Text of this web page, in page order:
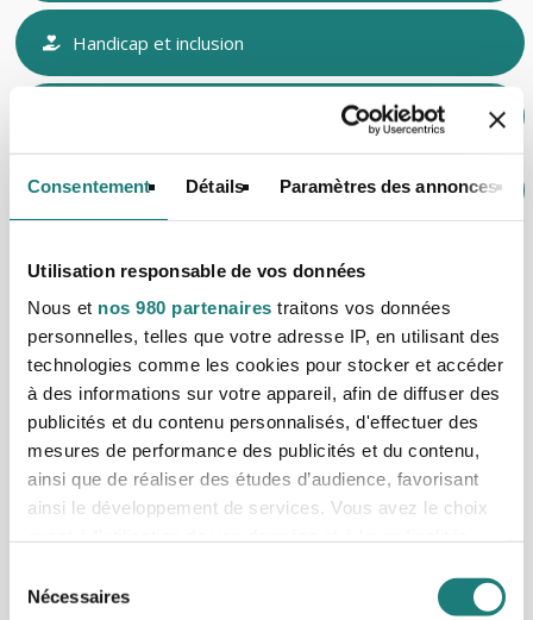
Consentement Détails Paramètres des annonces
Utilisation responsable de vos données
Nous et nos 980 partenaires traitons vos données
personnelles, telles que votre adresse IP, en utilisant des
technologies comme les cookies pour stocker et accéder
à des informations sur votre appareil, afin de diffuser des
publicités et du contenu personnalisés, d'effectuer des
mesures de performance des publicités et du contenu,
ainsi que de réaliser des études d’audience, favorisant
ainsi le développement de services. Vous avez le choix
tout moment en consultant la Déclaration relative aux
Nécessaires
Handicap et inclusion
Refresher Course AMI
Formation pour devenir
éducateur Montessori –
Diplôme AMI